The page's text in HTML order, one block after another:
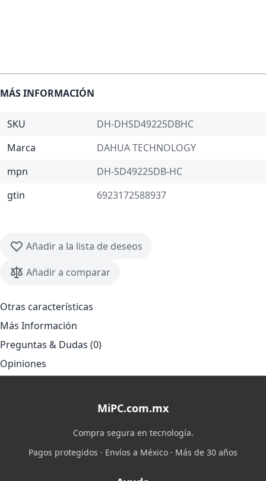
MÁS INFORMACIÓN
SKU
DH-DHSD49225DBHC
Marca
DAHUA TECHNOLOGY
mpn
DH-SD49225DB-HC
gtin
6923172588937
Añadir a la lista de deseos
Añadir a comparar
Otras características
Más Información
Preguntas & Dudas (0)
Opiniones
MiPC.com.mx
Compra segura en tecnología.
Pagos protegidos · Envíos a México · Más de 30 años